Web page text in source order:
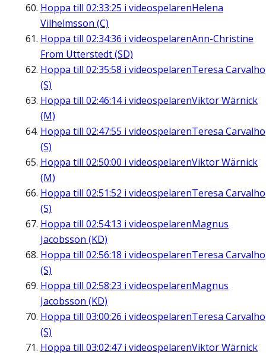
Hoppa till 02:33:25 i videospelarenHelena
Vilhelmsson (C)
Hoppa till 02:34:36 i videospelarenAnn-Christine
From Utterstedt (SD)
Hoppa till 02:35:58 i videospelarenTeresa Carvalho
(S)
Hoppa till 02:46:14i videospelarenViktor Wärnick
(M)
Hoppa till 02:47:55 i videospelarenTeresa Carvalho
(S)
Hoppa till 02:50:00 i videospelarenViktor Wärnick
(M)
Hoppa till 02:51:52 i videospelarenTeresa Carvalho
(S)
Hoppa till 02:54:13 i videospelarenMagnus
Jacobsson (KD)
Hoppa till 02:56:18 i videospelarenTeresa Carvalho
(S)
Hoppa till 02:58:23 i videospelarenMagnus
Jacobsson (KD)
Hoppa till 03:00:26 i videospelarenTeresa Carvalho
(S)
Hoppa till 03:02:47 i videospelarenViktor Wärnick